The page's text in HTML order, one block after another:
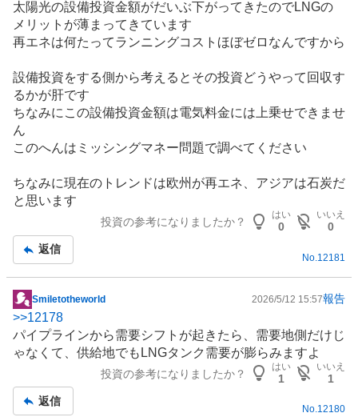
太陽光の設備投資金額がだいぶ下がってきたのでLNGの
メリットが薄まってきています
再エネは何たってランニングコストほぼゼロなんですから
設備投資をする側から考えるとその投資どうやって回収す
るかが肝です
ちなみにこの設備投資金額は電気料金には上乗せできませ
ん
このへんはミッシングマネー問題で調べてください
ちなみに現在のトレンドは欧州が再エネ、 アジアは石炭だ
と思います
投資の参考になりましたか？
はい
0
いいえ
0
返信
No. 12181
掲
示
板
記
Smiletotheworld 2026/5/12 15:57報告
>>12178
パイプラインから需要シフトが起きたら、需要地側だけじ
ゃなくて、供給地でもLNGタンク需要が膨らみますよ
投資の参考になりましたか？
はい
1
いいえ
1
返信
No.12180